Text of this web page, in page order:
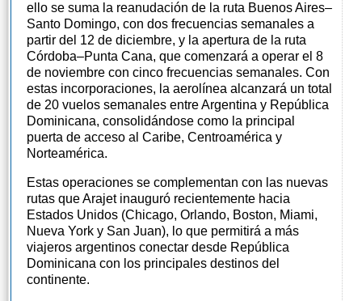
ello se suma la reanudación de la ruta Buenos Aires–
Santo Domingo, con dos frecuencias semanales a
partir del 12 de diciembre, y la apertura de la ruta
Córdoba–Punta Cana, que comenzará a operar el 8
de noviembre con cinco frecuencias semanales. Con
estas incorporaciones, la aerolínea alcanzará un total
de 20 vuelos semanales entre Argentina y República
Dominicana, consolidándose como la principal
puerta de acceso al Caribe, Centroamérica y
Norteamérica.
Estas operaciones se complementan con las nuevas
rutas que Arajet inauguró recientemente hacia
Estados Unidos (Chicago, Orlando, Boston, Miami,
Nueva York y San Juan), lo que permitirá a más
viajeros argentinos conectar desde República
Dominicana con los principales destinos del
continente.